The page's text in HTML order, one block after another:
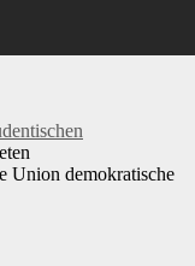
Union demokratische